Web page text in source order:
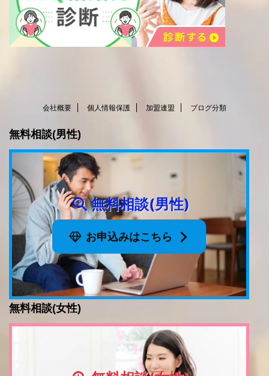
会社概要 個人情報保護 加盟連盟 ブログ分類
無料相談(男性)
無料相談(男性)
お申込みはこちら
無料相談(女性)